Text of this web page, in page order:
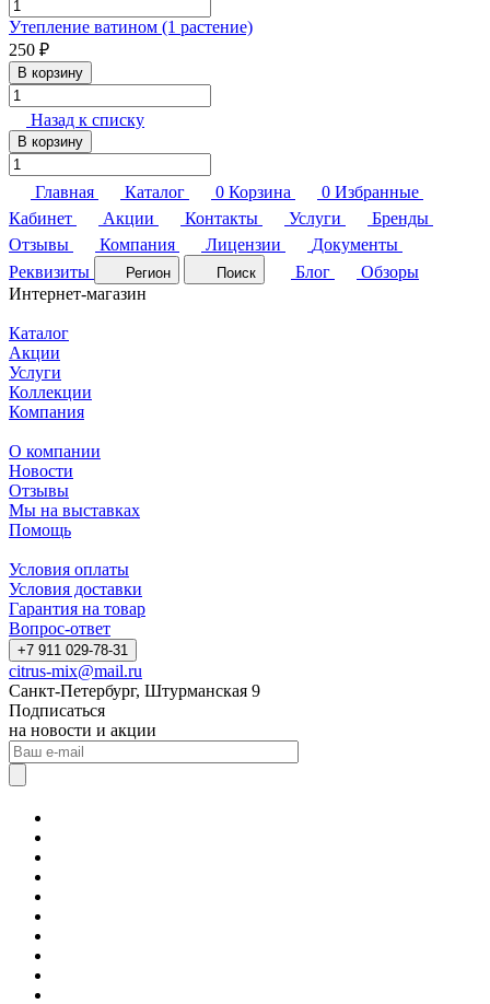
Утепление ватином (1 растение)
250 ₽
В корзину
Назад к списку
В корзину
Главная Каталог 0 Корзина 0 Избранные
Кабинет
Акции Контакты Услуги
Бренды
Отзывы
Компания Лицензии
Документы
Реквизиты
Регион Поиск Блог
Обзоры
Интернет-магазин
Каталог
Акции
Услуги
Коллекции
Компания
О компании
Новости
Отзывы
Мы на выставках
Помощь
Условия оплаты
Условия доставки
Гарантия на товар
Вопрос-ответ
+7 911 029-78-31
citrus-mix@mail.ru
Санкт-Петербург, Штурманская 9
Подписаться
на новости и акции